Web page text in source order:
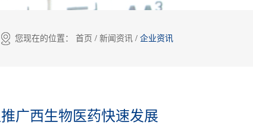
您现在的位置： 首页 / 新闻资讯 / 企业资讯
广西生物医药快速发展